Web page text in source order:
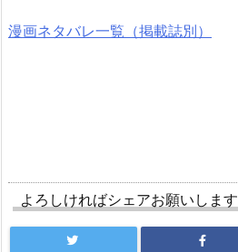
漫画ネタバレ一覧（掲載誌別）
よろしければシェアお願いします